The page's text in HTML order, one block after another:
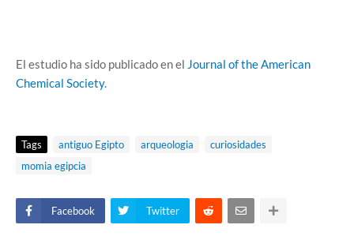
El estudio ha sido publicado en el Journal of the American
Chemical Society.
Tags antiguo Egipto arqueologia
curiosidades
momia egipcia
Facebook Twitter